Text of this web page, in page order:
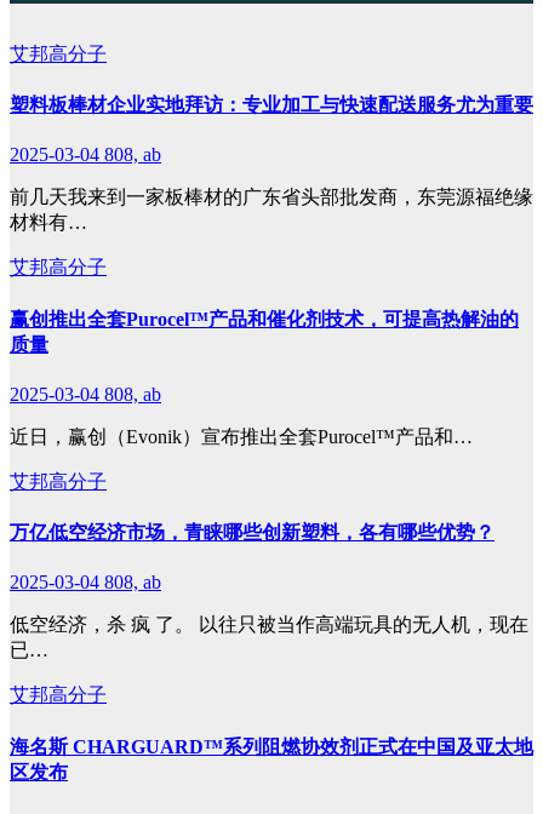
艾邦高分子
塑料板棒材企业实地拜访：专业加工与快速配送服务尤为重要
2025-03-04 808, ab
前几天我来到一家板棒材的广东省头部批发商，东莞源福绝缘
材料有…
艾邦高分子
赢创推出全套Purocel™产品和催化剂技术，可提高热解油的
质量
2025-03-04 808, ab
近日，赢创（Evonik）宣布推出全套Purocel™产品和…
艾邦高分子
万亿低空经济市场，青睐哪些创新塑料，各有哪些优势？
2025-03-04 808, ab
低空经济，杀 疯 了。 以往只被当作高端玩具的无人机，现在
已…
艾邦高分子
海名斯 CHARGUARD™系列阻燃协效剂正式在中国及亚太地
区发布